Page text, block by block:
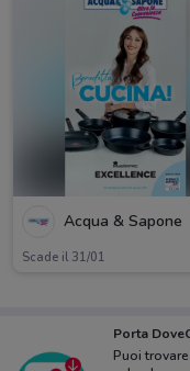
Acqua & Sapone
Scade il 31/01
Porta
Puoi